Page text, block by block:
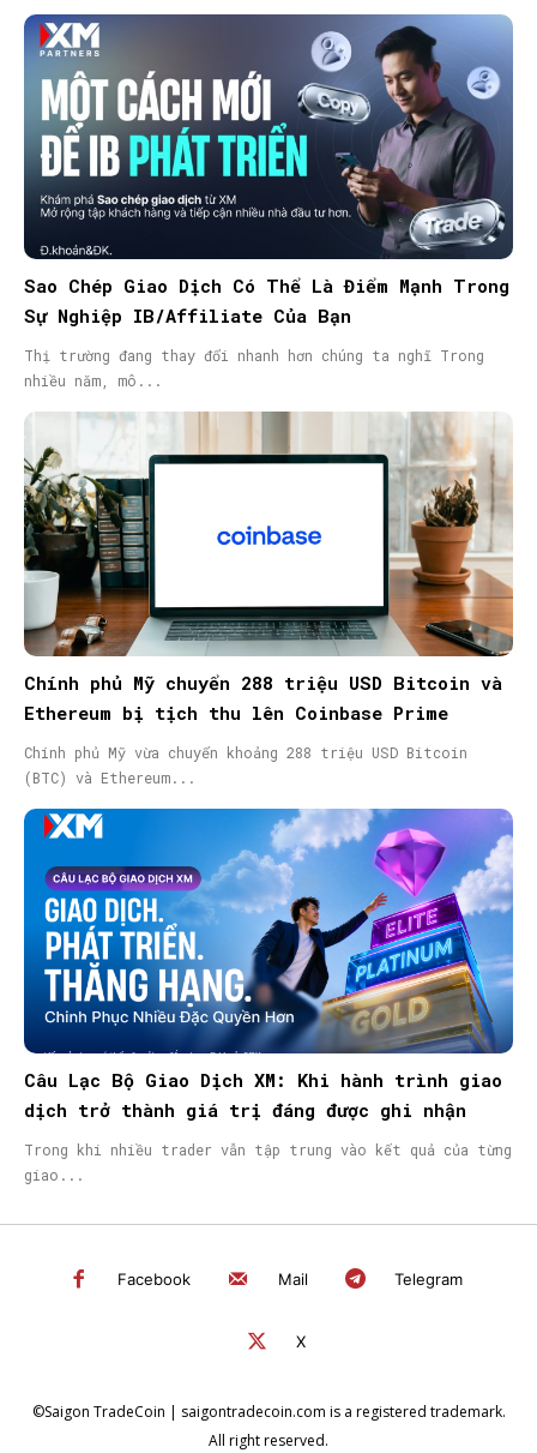
Sao Chép Giao Dịch Có Thể Là Điểm Mạnh Trong
Sự Nghiệp IB/Affiliate Của Bạn
Thị trường đang thay đổi nhanh hơn chúng ta nghĩ Trong
nhiều năm, mô...
Chính phủ Mỹ chuyển 288 triệu USD Bitcoin và
Ethereum bị tịch thu lên Coinbase Prime
Chính phủ Mỹ vừa chuyển khoảng 288 triệu USD Bitcoin
(BTC) và Ethereum...
Câu Lạc Bộ Giao Dịch XM: Khi hành trình giao
dịch trở thành giá trị đáng được ghi nhận
Trong khi nhiều trader vẫn tập trung vào kết quả của từng
giao...
Facebook Mail Telegram
X
©Saigon TradeCoin | saigontradecoin.com is a registered trademark.
All right reserved.